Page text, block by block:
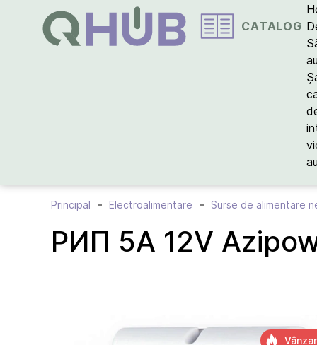
CATALOG
Principal Electroalimentare Surse de alimentare
РИП 5А 12V